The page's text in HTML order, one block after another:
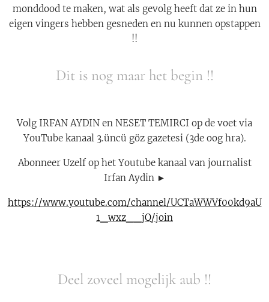
monddood te maken, wat als gevolg heeft dat ze in hun
eigen vingers hebben gesneden en nu kunnen opstappen
!!
Dit is nog maar het begin !!
Volg IRFAN AYDIN en NESET TEMIRCI op de voet via
YouTube kanaal 3.üncü göz gazetesi (3de oog hra).
Abonneer Uzelf op het Youtube kanaal van journalist
Irfan Aydin ►
https://www.youtube.com/channel/UCTaWWVf00kd9aU
1_wxz__jQ/join
Deel zoveel mogelijk aub !!